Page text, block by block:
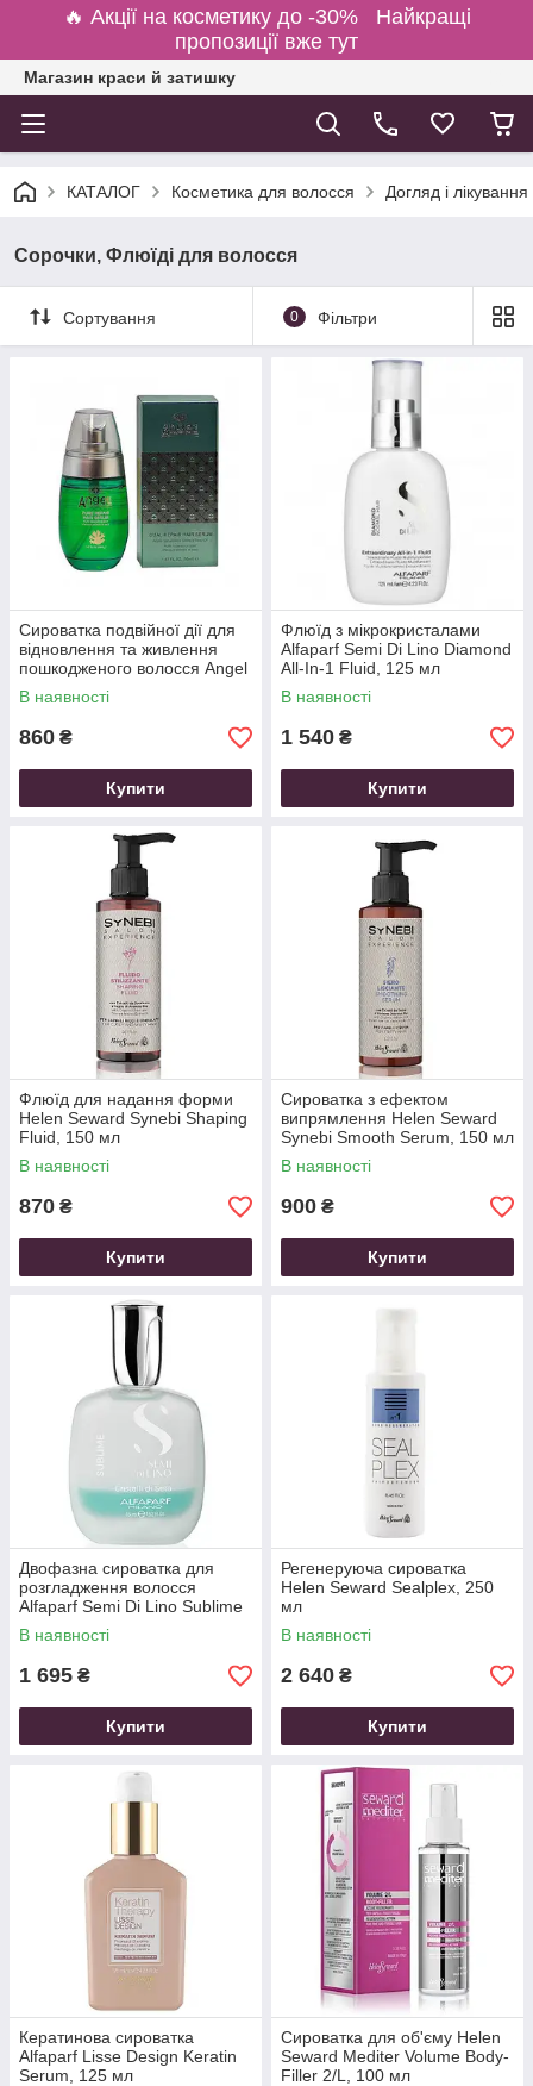
🔥 Акції на косметику до -30% Найкращі
пропозиції вже тут
Магазин краси й затишку
КАТАЛОГ Косметика для волосся Догляд і
Сорочки, Флюїді для волосся
Сортування 0 Фільтри
Сироватка подвійної дії для
відновлення та живлення
пошкодженого волосся Angel
Professional Dual Repair Hair
Serum, 50 мл
В наявності
860 ₴
Купити
Флюїд з мікрокристалами
Alfaparf Semi Di Lino Diamond
All-In-1 Fluid, 125 мл
В наявності
1 540 ₴
Купити
Флюїд для надання форми
Helen Seward Synebi Shaping
Fluid, 150 мл
В наявності
870 ₴
Купити
Сироватка з ефектом
випрямлення Helen Seward
Synebi Smooth Serum, 150 мл
В наявності
900 ₴
Купити
Двофазна сироватка для
розгладження волосся
Alfaparf Semi Di Lino Sublime
Cristalli Di Seta, 45 мл
В наявності
1 695 ₴
Купити
Регенеруюча сироватка
Helen Seward Sealplex, 250
мл
В наявності
2 640 ₴
Купити
Кератинова сироватка
Alfaparf Lisse Design Keratin
Serum, 125 мл
Сироватка для об'єму Helen
Seward Mediter Volume Body-
Filler 2/L, 100 мл